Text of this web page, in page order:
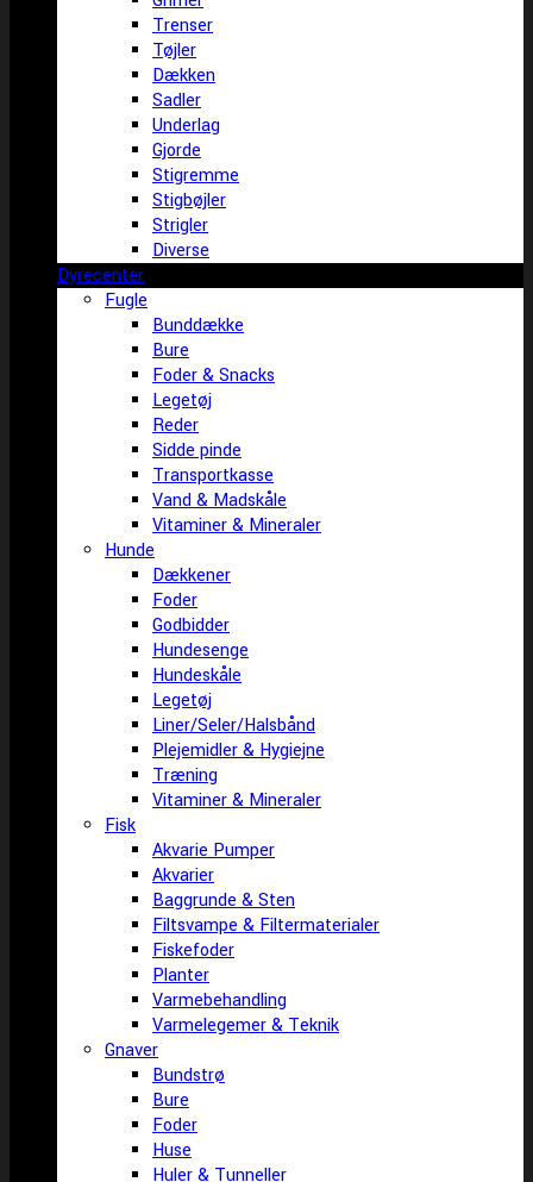
Trenser
Tøjler
Dækken
Sadler
Underlag
Gjorde
Stigremme
Stigbøjler
Strigler
Diverse
Dyrecenter
Fugle
Bunddække
Bure
Foder & Snacks
Legetøj
Reder
Sidde pinde
Transportkasse
Vand & Madskåle
Vitaminer & Mineraler
Hunde
Dækkener
Foder
Godbidder
Hundesenge
Hundeskåle
Legetøj
Liner/Seler/Halsbånd
Plejemidler & Hygiejne
Træning
Vitaminer & Mineraler
Fisk
Akvarie Pumper
Akvarier
Baggrunde & Sten
Filtsvampe & Filtermaterialer
Fiskefoder
Planter
Varmebehandling
Varmelegemer & Teknik
Gnaver
Bundstrø
Bure
Foder
Huse
Huler & Tunneller